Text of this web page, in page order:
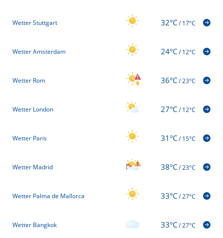
Wetter Stuttgart 32°C/17°C
Wetter Amsterdam 24°C/12°C
Wetter Rom 36°C/23°C
Wetter London 27°C/12°C
Wetter Paris 31°C/15°C
Wetter Madrid 38°C/23°C
Wetter Palma de Mallorca 33°C/27°C
Wetter Bangkok 33°C/27°C